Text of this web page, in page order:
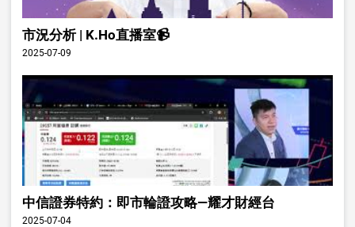
市況分析 | K.Ho直播室📹
2025-07-09
中信證券特約：即市輪證攻略—耀才財經台
2025-07-04